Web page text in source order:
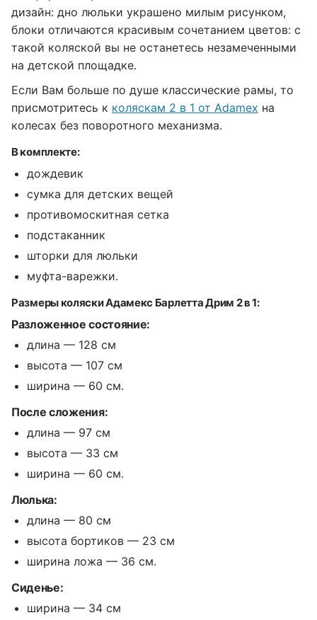
дизайн: дно люльки украшено милым рисунком,
блоки отличаются красивым сочетанием цветов: с
такой коляской вы не останетесь незамеченными
на детской площадке.
Если Вам больше по душе классические рамы, то
присмотритесь к коляскам 2 в 1 от Adamex на
колесах без поворотного механизма.
В комплекте:
дождевик
сумка для детских вещей
противомоскитная сетка
подстаканник
шторки для люльки
муфта-варежки.
Размеры коляски Адамекс Барлетта Дрим 2 в 1:
Разложенное состояние:
длина — 128 см
высота — 107 см
ширина — 60 см.
После сложения:
длина — 97 см
высота — 33 см
ширина — 60 см.
Люлька:
длина — 80 см
высота бортиков — 23 см
ширина ложа — 36 см.
Сиденье:
ширина — 34 см